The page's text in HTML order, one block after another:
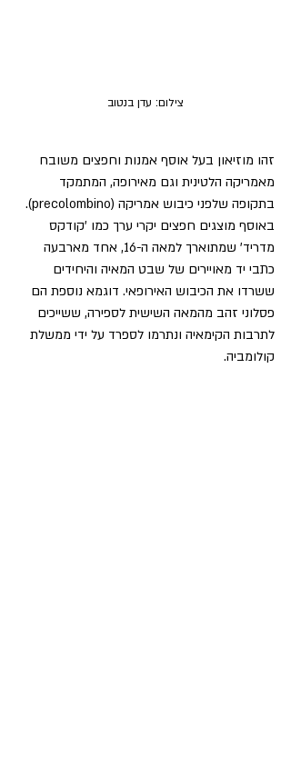
צילום: עדן בנטוב
זהו מוזיאון בעל אוסף אמנות וחפצים משובח
מאמריקה הלטינית וגם מאירופה, המתמקד
בתקופה שלפני כיבוש אמריקה (precolombino).
באוסף מוצגים חפצים יקרי ערך כמו 'קודקס
מדריד' שמתוארך למאה ה-16, אחד מארבעה
כתבי יד מאויירים של שבט המאיה והיחידים
ששרדו את הכיבוש האירופאי. דוגמא נוספת הם
פסלוני זהב מהמאה השישית לספירה, ששייכים
לתרבות הקימאיה ונתרמו לספרד על ידי ממשלת
קולומביה.